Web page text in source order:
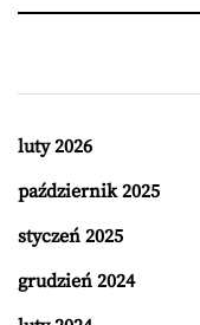
luty 2026
październik 2025
styczeń 2025
grudzień 2024